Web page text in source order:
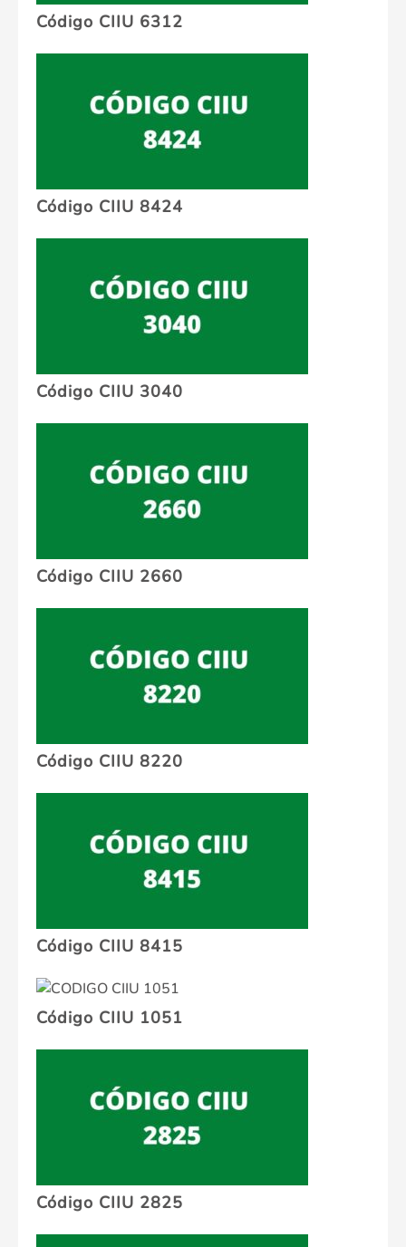
Código CIIU 6312
Código CIIU 8424
Código CIIU 3040
Código CIIU 2660
Código CIIU 8220
Código CIIU 8415
Código CIIU 1051
Código CIIU 2825